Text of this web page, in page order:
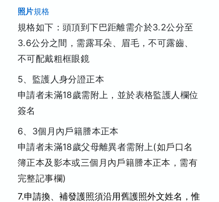
照片規格
規格如下：頭頂到下巴距離需介於3.2公分至
3.6公分之間，需露耳朵、眉毛，不可露齒、
不可配戴粗框眼鏡
5、監護人身分證正本
申請者未滿18歲需附上，並於表格監護人欄位
簽名
6、3個月內戶籍謄本正本
申請者未滿18歲父母離異者需附上(如戶口名
簿正本及影本或三個月內戶籍謄本正本，需有
完整記事欄)
7.申請換、補發護照須沿用舊護照外文姓名，惟